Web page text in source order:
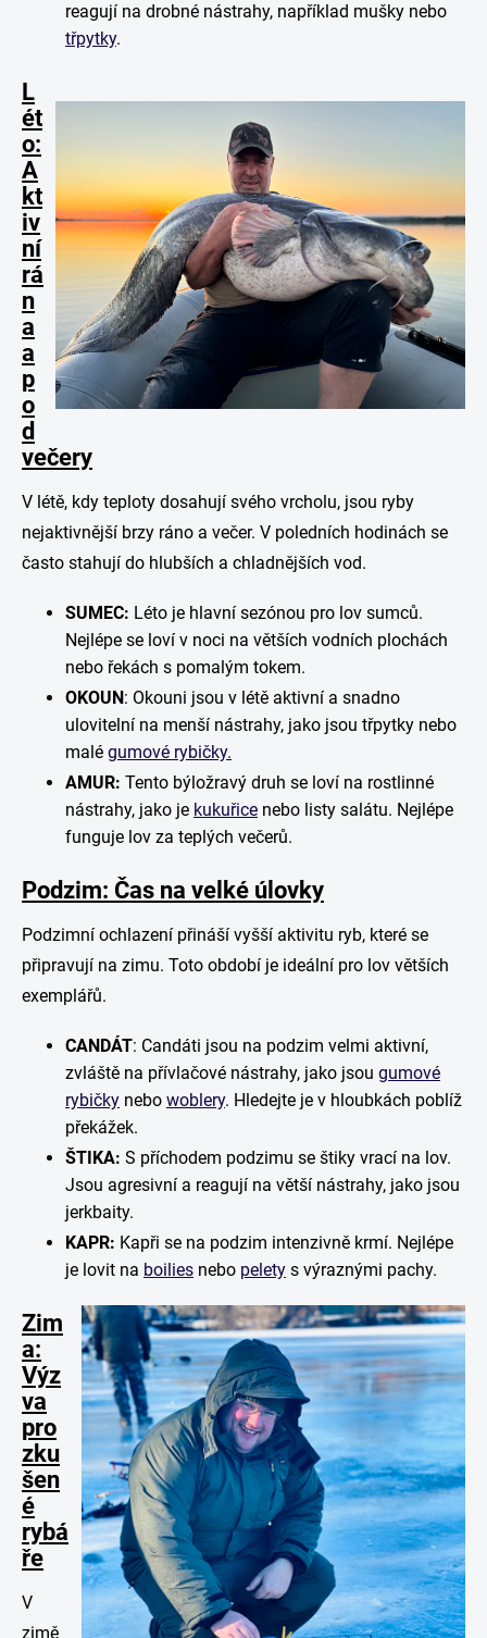
reagují na drobné nástrahy, například mušky nebo
třpytky.
L
ét
o:
A
kt
iv
ní
rá
n
a
a
p
o
d
večery
V létě, kdy teploty dosahují svého vrcholu, jsou ryby
nejaktivnější brzy ráno a večer. V poledních hodinách se
často stahují do hlubších a chladnějších vod.
SUMEC: Léto je hlavní sezónou pro lov sumců.
Nejlépe se loví v noci na větších vodních plochách
nebo řekách s pomalým tokem.
OKOUN : Okouni jsou v létě aktivní a snadno
ulovitelní na menší nástrahy, jako jsou třpytky nebo
malé gumové rybičky.
AMUR: Tento býložravý druh se loví na rostlinné
nástrahy, jako je kukuřice nebo listy salátu. Nejlépe
funguje lov za teplých večerů.
Podzim: Čas na velké úlovky
Podzimní ochlazení přináší vyšší aktivitu ryb, které se
připravují na zimu. Toto období je ideální pro lov větších
exemplářů.
CANDÁT: Candáti jsou na podzim velmi aktivní,
zvláště na přívlačové nástrahy, jako jsou gumové
rybičky nebo woblery. Hledejte je v hloubkách poblíž
překážek.
ŠTIKA: S příchodem podzimu se štiky vrací na lov.
Jsou agresivní a reagují na větší nástrahy, jako jsou
jerkbaity.
KAPR: Kapři se na podzim intenzivně krmí. Nejlépe
je lovit na boilies nebo pelety s výraznými pachy.
Zim
a:
Výz
va
pro
zku
šen
é
rybá
ře
V
zimě